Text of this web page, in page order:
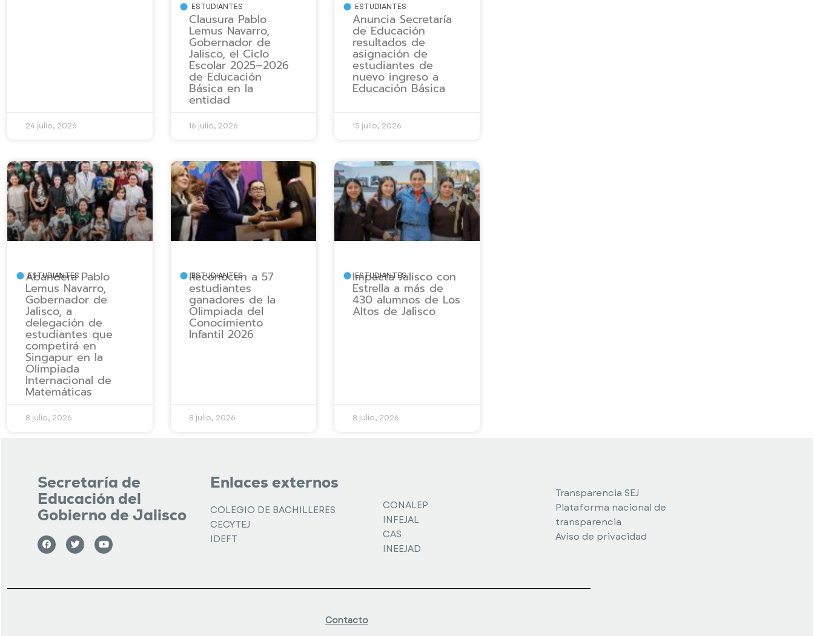
24 julio, 2026
ESTUDIANTES
Clausura Pablo
Lemus Navarro,
Gobernador de
Jalisco, el Ciclo
Escolar 2025–2026
de Educación
Básica en la
entidad
16 julio, 2026
ESTUDIANTES
Anuncia Secretaría
de Educación
resultados de
asignación de
estudiantes de
nuevo ingreso a
Educación Básica
15 julio, 2026
ESTUDIANTES
Abandera Pablo
Lemus Navarro,
Gobernador de
Jalisco, a
delegación de
estudiantes que
competirá en
Singapur en la
Olimpiada
Internacional de
Matemáticas
8 julio, 2026
ESTUDIANTES
Reconocen a 57
estudiantes
ganadores de la
Olimpiada del
Conocimiento
Infantil 2026
8 julio, 2026
ESTUDIANTES
Impacta Jalisco con
Estrella a más de
430 alumnos de Los
Altos de Jalisco
8 julio, 2026
Secretaría de
Educación del
Gobierno de Jalisco
Enlaces externos
COLEGIO DE BACHILLERES
CECYTEJ
IDEFT
CONALEP
INFEJAL
CAS
INEEJAD
Transparencia SEJ
Plataforma nacional de
transparencia
Aviso de privacidad
Contacto